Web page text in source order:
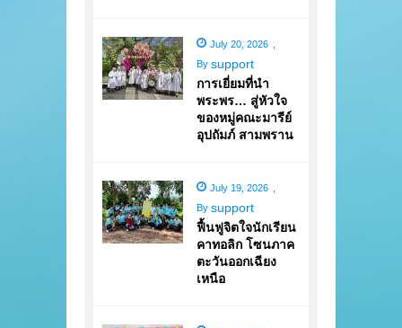
July 20, 2026
By support
การเยี่ยมที่นำ
พระพร… สู่หัวใจ
ของหมู่คณะมารีย์
อุปถัมภ์ สามพราน
July 19, 2026
By support
ฟื้นฟูจิตใจนักเรียน
คาทอลิก โซนภาค
ตะวันออกเฉียง
เหนือ